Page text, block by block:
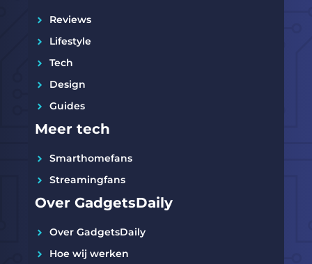
Reviews
Lifestyle
Tech
Design
Guides
Meer tech
Smarthomefans
Streamingfans
Over GadgetsDaily
Over GadgetsDaily
Hoe wij werken